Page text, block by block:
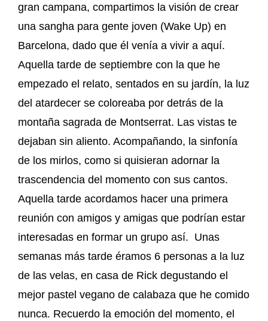
gran campana, compartimos la visión de crear
una sangha para gente joven (Wake Up) en
Barcelona, dado que él venía a vivir a aquí.
Aquella tarde de septiembre con la que he
empezado el relato, sentados en su jardín, la luz
del atardecer se coloreaba por detrás de la
montaña sagrada de Montserrat. Las vistas te
dejaban sin aliento. Acompañando, la sinfonía
de los mirlos, como si quisieran adornar la
trascendencia del momento con sus cantos.
Aquella tarde acordamos hacer una primera
reunión con amigos y amigas que podrían estar
interesadas en formar un grupo así. Unas
semanas más tarde éramos 6 personas a la luz
de las velas, en casa de Rick degustando el
mejor pastel vegano de calabaza que he comido
nunca. Recuerdo la emoción del momento, el